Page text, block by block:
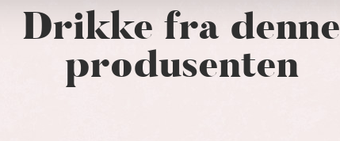
Drikke fra denne
produsenten